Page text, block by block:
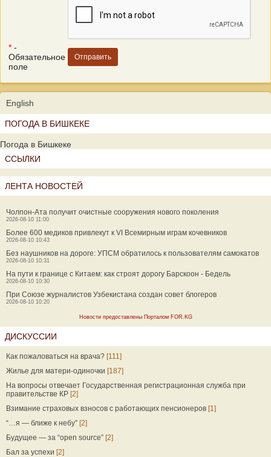
* -
Обязательное
поле
English
ПОГОДА В БИШКЕКЕ
Погода в Бишкеке
ССЫЛКИ
ЛЕНТА НОВОСТЕЙ
Чолпон-Ата получит очистные сооружения нового поколения
2026-08-10 11:00
Более 600 медиков привлекут к VI Всемирным играм кочевников
2026-08-10 10:43
Без наушников на дороге: УПСМ обратилось к пользователям самокатов
2026-08-10 10:31
На пути к границе с Китаем: как строят дорогу Барскоон - Бедель
2026-08-10 10:30
При Союзе журналистов Узбекистана создан совет блогеров
2026-08-10 10:20
Новости предоставлены Порталом FOR.KG
ДИСКУССИИ
Как пожаловаться на врача? [111]
Жилье для матери-одиночки [187]
На вопросы отвечает Государственная регистрационная служба при
правительстве КР [2]
Взимание страховых взносов с работающих пенсионеров [1]
“…я — ближе к небу” [2]
Будущее — за “open source” [2]
Бал за успехи [2]